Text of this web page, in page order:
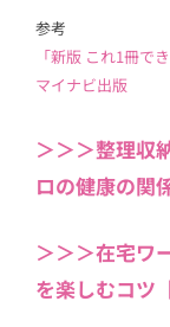
参考
「新版 これ1冊で
マイナビ出版
＞＞＞整理収
ロの健康の関
＞＞＞在宅ワ
を楽しむコツ